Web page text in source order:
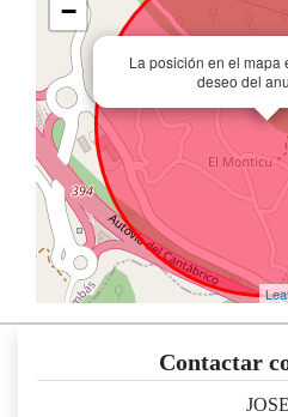
La posición en el mapa
deseo del
−
Contactar
JOSE